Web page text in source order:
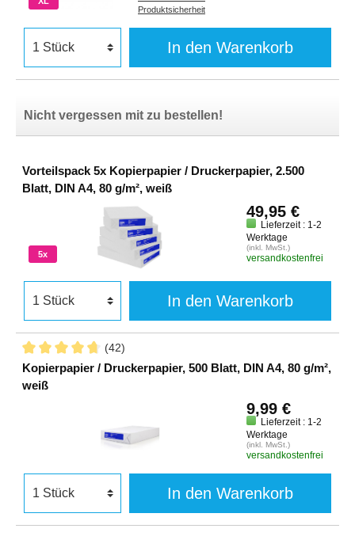
Produktsicherheit
In den Warenkorb
Nicht vergessen mit zu bestellen!
Vorteilspack 5x Kopierpapier / Druckerpapier, 2.500
Blatt, DIN A4, 80 g/m², weiß
5x
49,95 €
Lieferzeit : 1-2
Werktage
(inkl. MwSt.)
versandkostenfrei
In den Warenkorb
(42)
Kopierpapier / Druckerpapier, 500 Blatt, DIN A4, 80 g/m²,
weiß
9,99 €
Lieferzeit : 1-2
Werktage
(inkl. MwSt.)
versandkostenfrei
In den Warenkorb